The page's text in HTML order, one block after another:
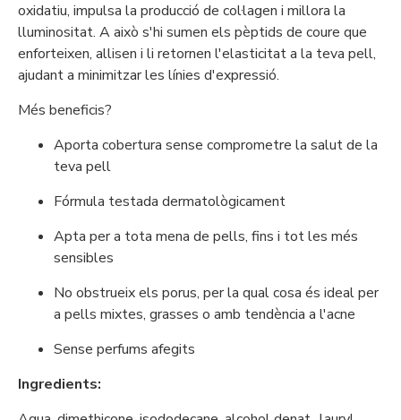
oxidatiu, impulsa la producció de col·lagen i millora la
lluminositat. A això s'hi sumen els pèptids de coure que
enforteixen, allisen i li retornen l'elasticitat a la teva pell,
ajudant a minimitzar les línies d'expressió.
Més beneficis?
Aporta cobertura sense comprometre la salut de la
teva pell
Fórmula testada dermatològicament
Apta per a tota mena de pells, fins i tot les més
sensibles
No obstrueix els porus, per la qual cosa és ideal per
a pells mixtes, grasses o amb tendència a l'acne
Sense perfums afegits
Ingredients: